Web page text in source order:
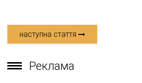
наступна стаття
Реклама